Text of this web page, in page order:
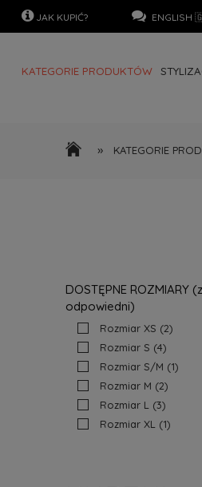
JAK KUPIĆ? .. ENGLISH
KATEGORIE PRODUKTÓW
» KATEGORIE
DOSTĘPNE ROZMIARY
odpowiedni)
Rozmiar XS (2)
Rozmiar S (4)
Rozmiar S/M (1)
Rozmiar M (2)
Rozmiar L
(3)
Rozmiar XL
(1)